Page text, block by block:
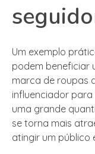
Um exemplo
podem beneficiar
marca de roupas
influenciador
uma grande
se torna mais
atingir um público